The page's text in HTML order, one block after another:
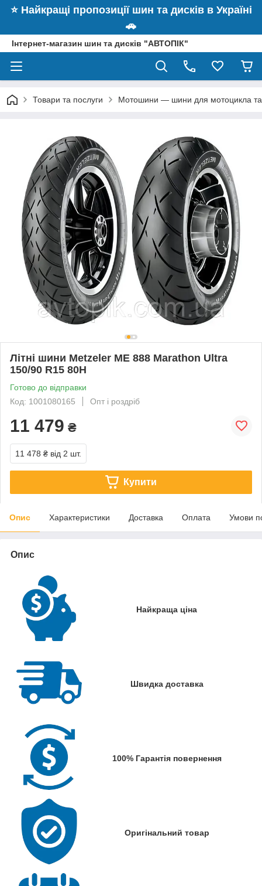
⭐️ Найкращі пропозиції шин та дисків в Україні
🚗
Інтернет-магазин шин та дисків "АВТОПІК"
Товари та послуги Мотошини — шини для мотоцикла та
Літні шини Metzeler ME 888 Marathon Ultra
150/90 R15 80H
Готово до відправки
Код: 1001080165
Опт і роздріб
11 479 ₴
11 478 ₴ від 2 шт.
Купити
Опис Характеристики Доставка Оплата Умови
Опис
Найкраща ціна
Швидка доставка
100% Гарантія повернення
Оригінальний товар